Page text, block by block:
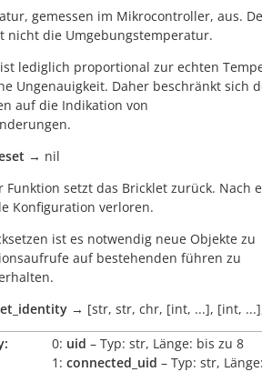
gemessen im Mikrocontroller, aus.
nicht die Umgebungstemperatur.
lediglich proportional zur echten
Ungenauigkeit. Daher beschränkt sich
auf die Indikation von
→ nil
Funktion setzt das Bricklet zurück. Nach
Konfiguration verloren.
ist es notwendig neue Objekte zu
auf bestehenden führen zu
→ [str, str, chr, [int, ...], [int,
0: uid – Typ: str, Länge: bis zu 8
1: connected_uid – Typ: str,